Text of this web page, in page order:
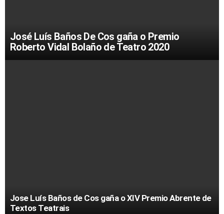
José Luís Baños De Cos gaña o Premio
Roberto Vidal Bolaño de Teatro 2020
Jose Luís Baños de Cos gaña o XIV Premio Abrente de
Textos Teatrais